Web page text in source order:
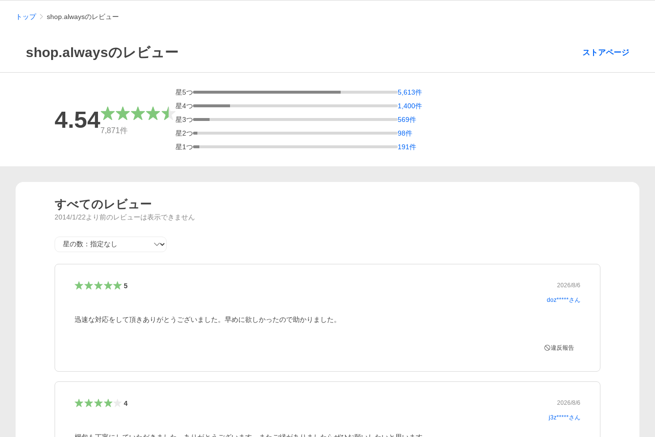
トップ shop.alwaysのレビュー
shop.alwaysのレビュー ストアページ
総合評価
4.547,871件
星5つ 5,613件
星4つ 1,400件
星3つ 569件
星2つ 98件
星1つ 191件
すべてのレビュー
2014/1/22より前のレビューは表示できません
星の数
5 2026/8/6
doz*****さん
迅速な対応をして頂きありがとうございました。早めに欲しかったので助かりました。
違反報告
4 2026/8/6
j3z*****さん